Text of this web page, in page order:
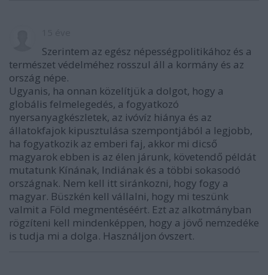
Szerintem az egész népességpolitikához és a
természet védelméhez rosszul áll a kormány és az
ország népe.
Ugyanis, ha onnan közelítjük a dolgot, hogy a
globális felmelegedés, a fogyatkozó
nyersanyagkészletek, az ivóvíz hiánya és az
állatokfajok kipusztulása szempontjából a legjobb,
ha fogyatkozik az emberi faj, akkor mi dicső
magyarok ebben is az élen járunk, követendő példát
mutatunk Kínának, Indiának és a többi sokasodó
országnak. Nem kell itt siránkozni, hogy fogy a
magyar. Büszkén kell vállalni, hogy mi teszünk
valmit a Föld megmentéséért. Ezt az alkotmányban
rögzíteni kell mindenképpen, hogy a jövő nemzedéke
is tudja mi a dolga. Használjon óvszert.